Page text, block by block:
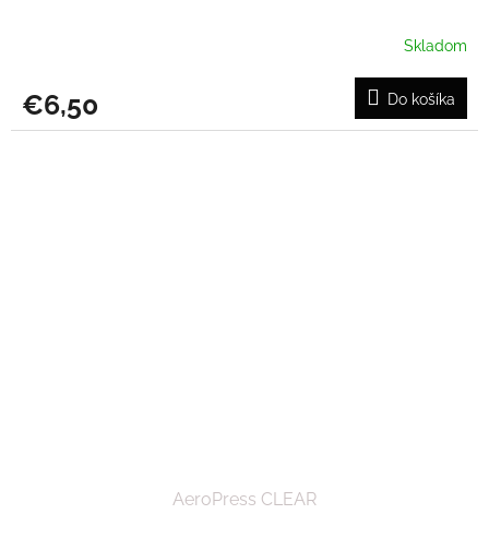
Skladom
€6,50 Do košíka
AeroPress CLEAR